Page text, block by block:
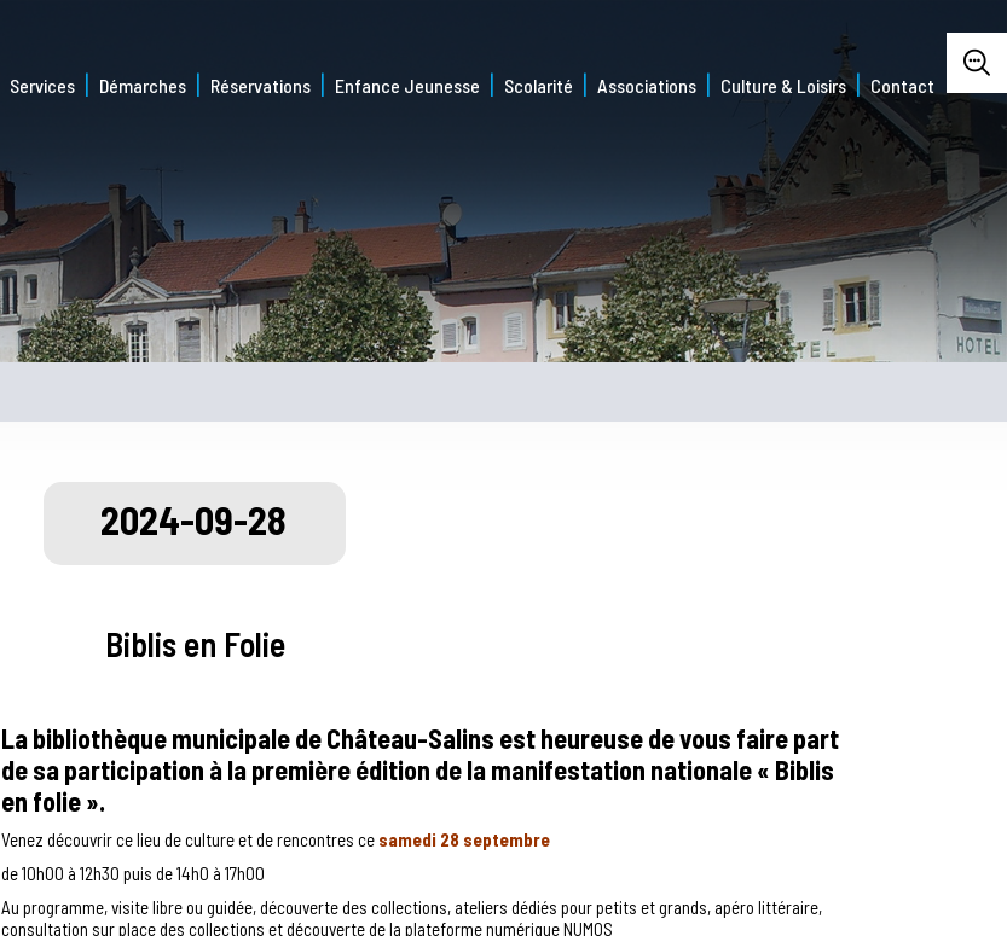
Services Démarches Réservations Enfance Jeunesse Scolarité Associations Culture & Loisirs Contact
2024-09-28
Biblis en Folie
La bibliothèque municipale de Château-Salins est heureuse de vous faire part
de sa participation à la première édition de la manifestation nationale « Biblis
en folie ».
Venez découvrir ce lieu de culture et de rencontres ce samedi 28 septembre
de 10h00 à 12h30 puis de 14h0 à 17h00
Au programme, visite libre ou guidée, découverte des collections, ateliers dédiés pour petits et grands, apéro littéraire,
consultation sur place des collections et découverte de la plateforme numérique NUMOS